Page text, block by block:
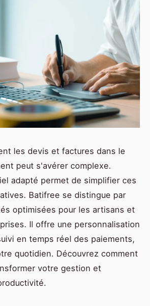
les devis et factures dans le
peut s'avérer complexe.
adapté permet de simplifier ces
Batifree se distingue par
optimisées pour les artisans et
Il offre une personnalisation
en temps réel des paiements,
quotidien. Découvrez comment
votre gestion et